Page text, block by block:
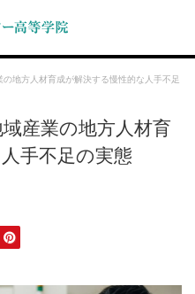
の地方人材育成が解決する慢性的な人手不足
産業の地方人材育
手不足の実態